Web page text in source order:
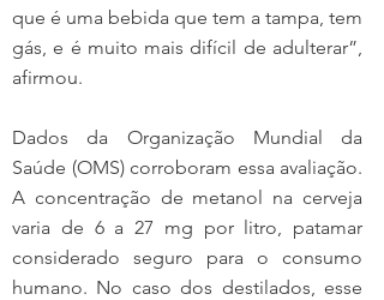
que é uma bebida que tem a tampa, tem
gás, e é muito mais difícil de adulterar”,
afirmou.
Dados da Organização Mundial da
Saúde (OMS) corroboram essa avaliação.
A concentração de metanol na cerveja
varia de 6 a 27 mg por litro, patamar
considerado seguro para o consumo
humano. No caso dos destilados, esse